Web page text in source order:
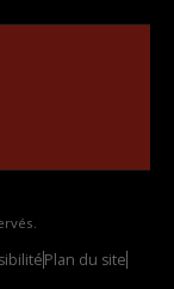
Plan du site